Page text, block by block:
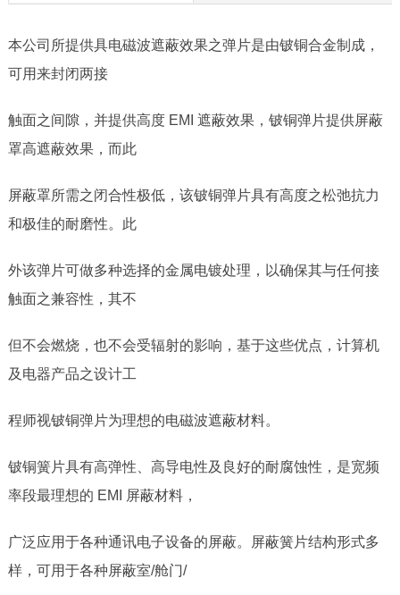
本公司所提供具电磁波遮蔽效果之弹片是由铍铜合金制成，
可用来封闭两接
触面之间隙，并提供高度EMI 遮蔽效果，铍铜弹片提供屏蔽
罩高遮蔽效果，而此
屏蔽罩所需之闭合性极低，该铍铜弹片具有高度之松弛抗力
和极佳的耐磨性。此
外该弹片可做多种选择的金属电镀处理，以确保其与任何接
触面之兼容性，其不
但不会燃烧，也不会受辐射的影响，基于这些优点，计算机
及电器产品之设计工
程师视铍铜弹片为理想的电磁波遮蔽材料。
铍铜簧片具有高弹性、高导电性及良好的耐腐蚀性，是宽频
率段最理想的 EMI 屏蔽材料，
广泛应用于各种通讯电子设备的屏蔽。屏蔽簧片结构形式多
样，可用于各种屏蔽室/舱门/